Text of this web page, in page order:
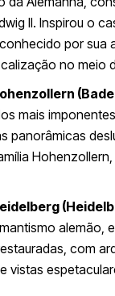
II. Inspirou o
por sua
no meio
mais
panorâmicas
alemão,
com
vistas